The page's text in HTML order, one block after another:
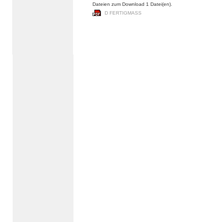
Dateien zum Download 1 Datei(en).
D FERTIGMASS